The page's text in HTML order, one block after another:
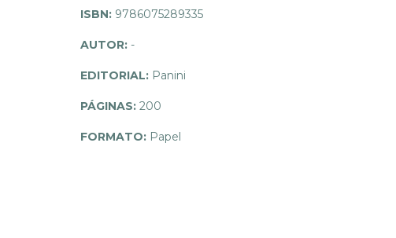
ISBN: 9786075289335
AUTOR: -
EDITORIAL: Panini
PÁGINAS: 200
FORMATO: Papel